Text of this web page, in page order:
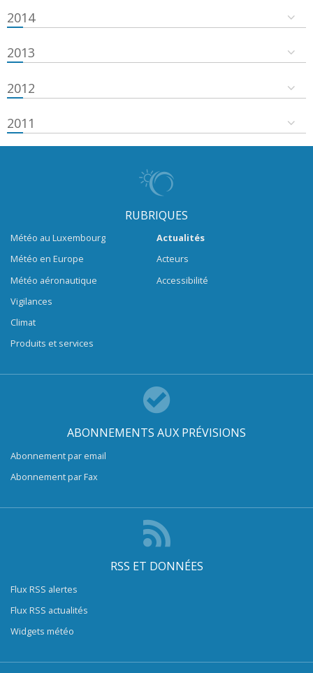
2014
2013
2012
2011
RUBRIQUES
Météo au Luxembourg
Météo en Europe
Météo aéronautique
Vigilances
Climat
Produits et services
Actualités
Acteurs
Accessibilité
ABONNEMENTS AUX PRÉVISIONS
Abonnement par email
Abonnement par Fax
RSS ET DONNÉES
Flux RSS alertes
Flux RSS actualités
Widgets météo